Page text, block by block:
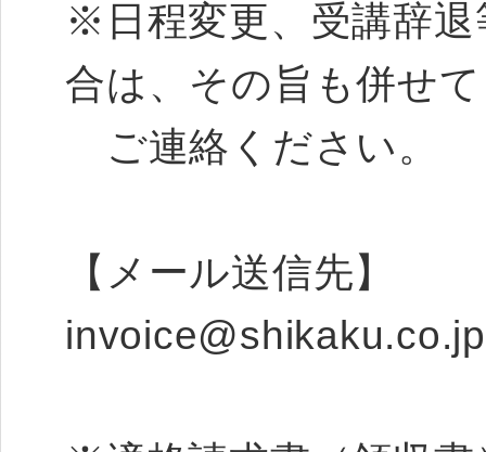
※日程変更、受講辞退
合は、その旨も併せて
ご連絡ください。
【メール送信先】
invoice@shikaku.co.jp